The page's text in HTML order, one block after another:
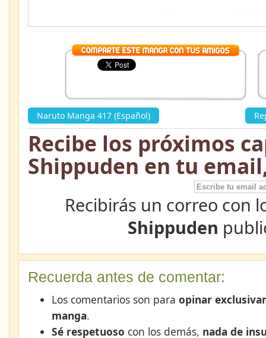
Naruto Manga 417 (Español)
Recibe los próximos
Shippuden en tu
Recibirás un correo con
Shippuden
Recuerda antes de comentar:
Los comentarios son para opinar
manga.
Sé respetuoso con los demás, nada de